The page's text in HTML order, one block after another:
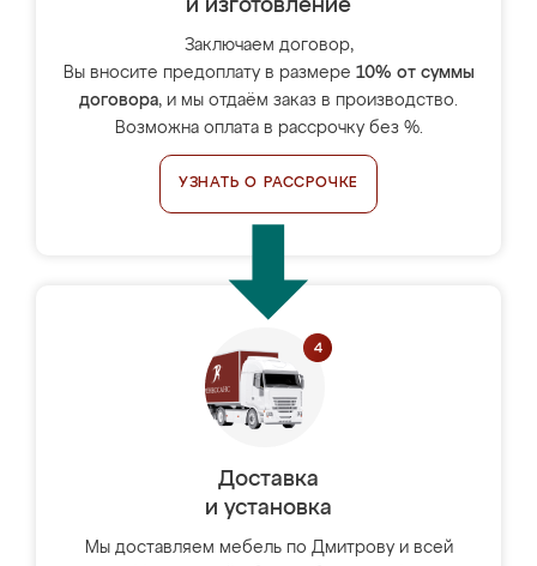
и изготовление
Заключаем договор,
Вы вносите предоплату в размере 10% от суммы
договора, и мы отдаём заказ в производство.
Возможна оплата в рассрочку без %.
УЗНАТЬ О РАССРОЧКЕ
Доставка
и установка
Мы доставляем мебель по Дмитрову и всей